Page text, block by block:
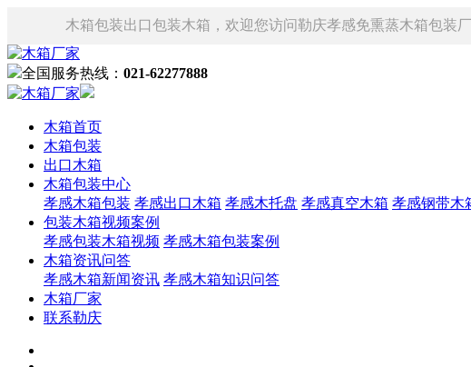
木箱包装出口包装木箱，欢迎您访问勒庆孝感免熏蒸木箱包装
全国服务热线： 021-62277888
木箱首页
木箱包装
出口木箱
木箱包装中心
孝感木箱包装 孝感出口木箱 孝感木托盘 孝感真空木箱 孝感钢带木
包装木箱视频案例
孝感包装木箱视频 孝感木箱包装案例
木箱资讯问答
孝感木箱新闻资讯 孝感木箱知识问答
木箱厂家
联系勒庆